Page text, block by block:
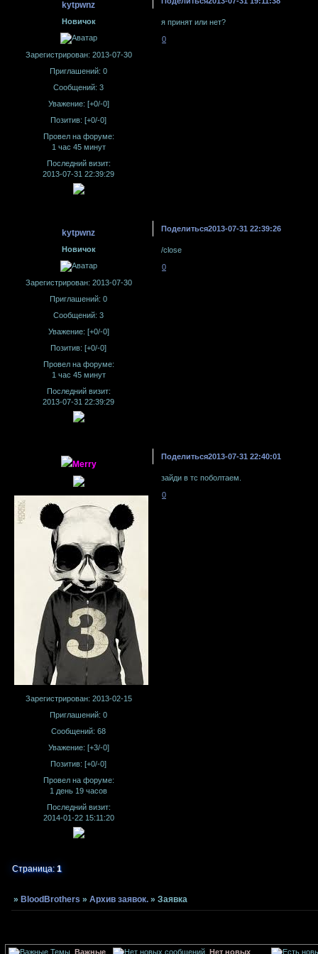
kytpwnz
Новичок
Зарегистрирован: 2013-07-30
Приглашений: 0
Сообщений: 3
Уважение: [+0/-0]
Позитив: [+0/-0]
Провел на форуме:
1 час 45 минут
Последний визит:
2013-07-31 22:39:29
я принят или нет?
0
Поделиться2013-07-31 22:39:26
kytpwnz
Новичок
Зарегистрирован: 2013-07-30
Приглашений: 0
Сообщений: 3
Уважение: [+0/-0]
Позитив: [+0/-0]
Провел на форуме:
1 час 45 минут
Последний визит:
2013-07-31 22:39:29
/close
0
Поделиться2013-07-31 22:40:01
Merry
Зарегистрирован: 2013-02-15
Приглашений: 0
Сообщений: 68
Уважение: [+3/-0]
Позитив: [+0/-0]
Провел на форуме:
1 день 19 часов
Последний визит:
2014-01-22 15:11:20
зайди в тс поболтаем.
0
Страница:1
»BloodBrothers »Архив заявок. »Заявка
Важные
Нет новых